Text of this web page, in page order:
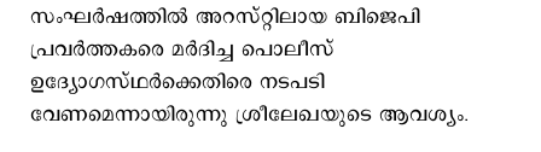
സംഘര്‍ഷത്തില്‍ അറസ്റ്റിലായ ബിജെപി
പ്രവര്‍ത്തകരെ മര്‍ദിച്ച പൊലീസ്
ഉദ്യോഗസ്ഥര്‍ക്കെതിരെ നടപടി
വേണമെന്നായിരുന്നു ശ്രീലേഖയുടെ ആവശ്യം.